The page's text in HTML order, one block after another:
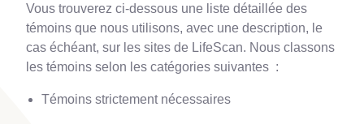
Vous trouverez ci-dessous une liste détaillée des
témoins que nous utilisons, avec une description, le
cas échéant, sur les sites de LifeScan. Nous classons
les témoins selon les catégories suivantes :
Témoins strictement nécessaires